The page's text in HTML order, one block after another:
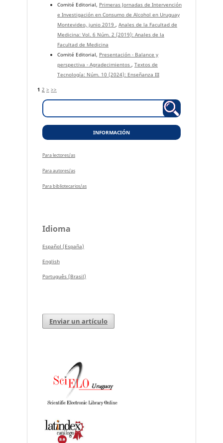
Comité Editorial, Primeras Jornadas de Intervención
e Investigación en Consumo de Alcohol en Uruguay
Montevideo, junio 2019 , Anales de la Facultad de
Medicina: Vol. 6 Núm. 2 (2019): Anales de la
Facultad de Medicina
Comité Editorial, Presentación - Balance y
perspectiva - Agradecimientos , Textos de
Tecnología: Núm. 10 (2024): Enseñanza III
1 2 > >>
INFORMACIÓN
Para lectores/as
Para autores/as
Para bibliotecarios/as
Idioma
Español (España)
English
Português (Brasil)
Enviar un artículo